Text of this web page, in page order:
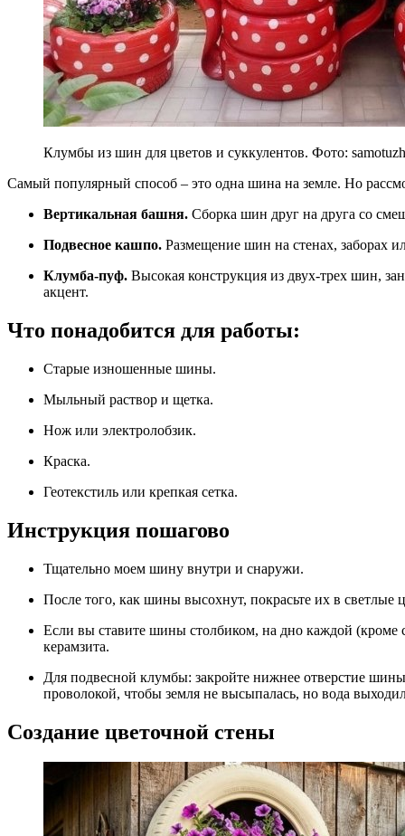
Клумбы из шин для цветов и суккулентов. Фото:
Самый популярный способ – это одна шина на земле. Но
Вертикальная башня. Сборка шин друг на друга со
Подвесное кашпо. Размещение шин на стенах, заборах
Клумба-пуф. Высокая конструкция из двух-трех шин,
акцент.
Что понадобится для работы:
Старые изношенные шины.
Мыльный раствор и щетка.
Нож или электролобзик.
Краска.
Геотекстиль или крепкая сетка.
Инструкция пошагово
Тщательно моем шину внутри и снаружи.
После того, как шины высохнут, покрасьте их в светлые
Если вы ставите шины столбиком, на дно каждой (кроме самой высокой) следует положить слой щебня или
керамзита.
Для подвесной клумбы: закройте нижнее отверстие шины геотекстилем, закрепив его шурупами или
проволокой, чтобы земля не высыпалась, но вода
Создание цветочной стены